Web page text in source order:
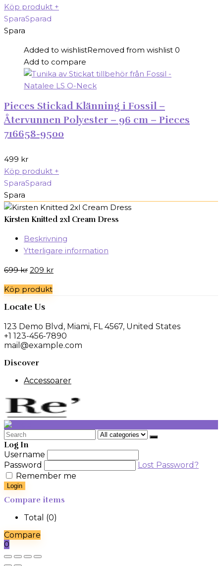
Köp produkt +
SparaSparad
Spara
Added to wishlistRemoved from wishlist 0
Add to compare
Pieces Stickad Klänning i Fossil –
Återvunnen Polyester – 96 cm – Pieces
716658-9500
499 kr
Köp produkt +
SparaSparad
Spara
Kirsten Knitted 2xl Cream Dress
Beskrivning
Ytterligare information
699kr Det
priset
var:
209 krDet
Köp produkt
Locate Us
123 Demo Blvd, Miami, FL 4567, United States
+1 123-456-7890
mail@example.com
Discover
Accessoarer
Search
for:
Log In
Username
Password
Lost Password?
Remember me
Login
Compare items
Total (0)
Compare
0